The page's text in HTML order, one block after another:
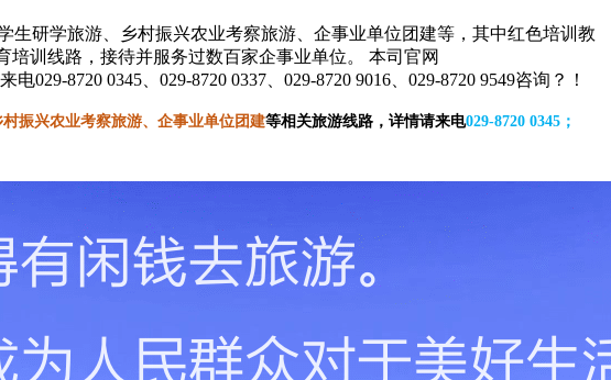
生研学旅游、乡村振兴农业考察旅游、企事业单位团建等，其中红色培训教
训线路，接待并服务过数百家企事业单位。 本司官网
8720 0345、029-8720 0337、029-8720 9016、029-8720 9549咨询？！
振兴农业考察旅游、企事业单位团建等相关旅游线路，详情请来电029-8720 0345；